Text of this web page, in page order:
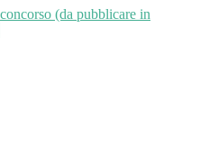
(da pubblicare in